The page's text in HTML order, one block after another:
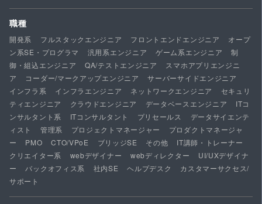
職種
開発系 フルスタックエンジニア フロントエンドエンジニア
オープ
ン系SE・プログラマ
汎用系エンジニア ゲーム系エンジニア
制
御・組込エンジニア
QA/テストエンジニア
スマホアプリエンジニ
ア
コーダー/マークアップエンジニア
サーバーサイドエンジニア
インフラ系
インフラエンジニア ネットワークエンジニア
セキュリ
ティエンジニア
クラウドエンジニア データベースエンジニア
ITコ
ンサルタント系
ITコンサルタント プリセールス
データサイエンテ
ィスト
管理系 プロジェクトマネージャー
プロダクトマネージャ
ー
PMO CTO/VPoE ブリッジSE その他
IT講師・トレーナー
クリエイター系
webデザイナー webディレクター
UI/UXデザイナ
ー
バックオフィス系 社内SE ヘルプデスク
カスタマーサクセス/
サポート